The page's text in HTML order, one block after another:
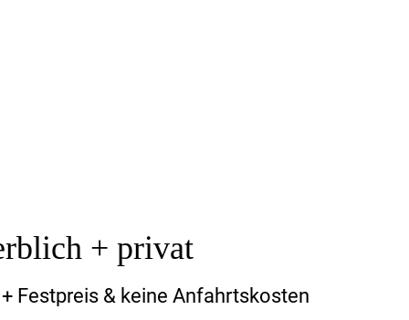
+ privat
Festpreis & keine Anfahrtskosten